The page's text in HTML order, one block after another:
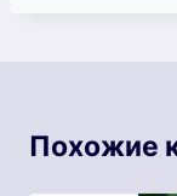
Похожие